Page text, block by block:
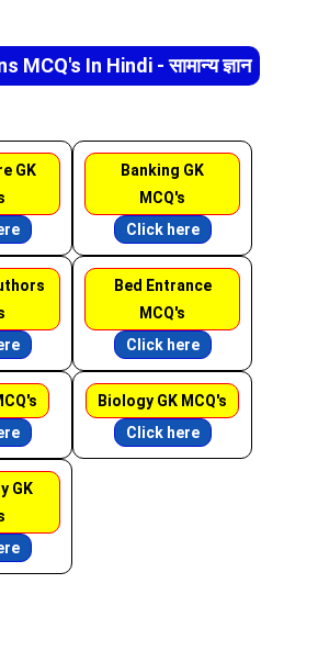
MCQ's In Hindi - सामान्य ज्ञान
GK
Banking GK
MCQ's
Click here
Bed Entrance
MCQ's
Click here
Biology GK MCQ's
Click here
GK